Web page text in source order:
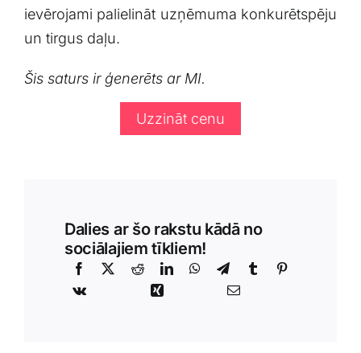
ievērojami palielināt uzņēmuma konkurētspēju
un tirgus daļu.
Šis saturs ir ģenerēts ar MI.
Uzzināt cenu
Dalies ar šo rakstu kādā no
sociālajiem tīkliem!